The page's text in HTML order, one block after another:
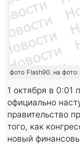
фото Flash90. на
1 октября в
официально
правительство
того, как
новый